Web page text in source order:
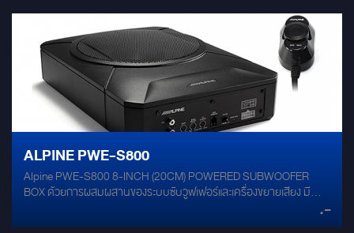
redefine the expectations in their class. Altogether, they offer
significantly improved output, deeper bass extension, more
control and even greater power handling. Subwoofer Type 10′′ (25
cm) Subwoofers (4Ω + 4Ω) Frequency response 26Hz - 200Hz
Power handling 1800 Watts peak power 600 Watts RMS power
Design Stamped steel frame H.A.M.R surround push-type insert
terminals Dimension Mounting diameter : 224 mm Mounting depth
: 119 mm
ALPINE PWE-S800
Alpine PWE-S800 8-INCH (20CM) POWERED SUBWOOFER
BOX ด้วยการผสมผสานของระบบซับวูฟเฟอร์และเครื่องขยายเสียง มี
กำลังเสียงสูงถึง 240W เพื่อเพิ่มความเพลิดเพลินด้วยเสียงเบสที่หนักแน่น
และทรงพลังในระบบเสียงของคุณ โครงสร้างที่ตื้นและกะทัดรัดทำให้เหมาะ
.-